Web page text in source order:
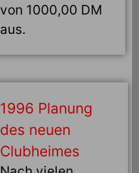
von 1000,00 DM
aus.
1996 Planung
des neuen
Clubheimes